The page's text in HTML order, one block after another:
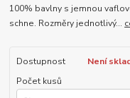
100% bavlny s jemnou
schne. Rozměry jednotlivý...
Dostupnost
Není
Počet kusů